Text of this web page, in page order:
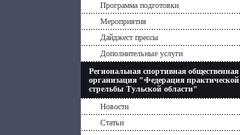
Программа подготовки
Мероприятия
Дайджест прессы
Дополнительные услуги
Региональная спортивная общественная
организация "Федерация практической
стрельбы Тульской области"
Новости
Статьи